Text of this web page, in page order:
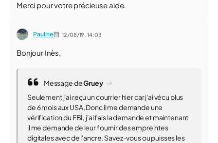
Merci pour votre précieuse aide.
Pauline 12/08/19,14:03
Bonjour Inès,
Message deGruey
Seulement j'ai reçu un courrier hier car j'ai vécu plus
de 6 mois aux USA ,Donc il me demande une
vérification du FBI, j'ai fais la demande et maintenant
il me demande de leur fournir des empreintes
digitales avec de l'ancre. Savez-vous ou puisses les